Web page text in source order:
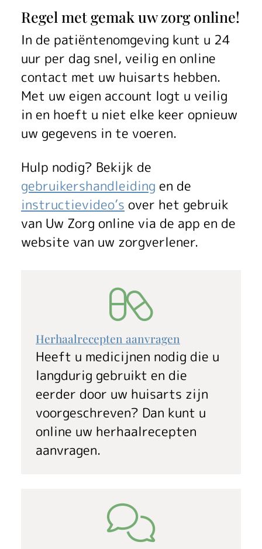
P
a
t
i
ë
n
t
e
n
o
n
g
Regel met gemak uw zorg online!
In de patiëntenomgeving kunt u 24
uur per dag snel, veilig en online
contact met uw huisarts hebben.
Met uw eigen account logt u veilig
in en hoeft u niet elke keer opnieuw
uw gegevens in te voeren.
Hulp nodig? Bekijk de
gebruikershandleiding en de
instructievideo’s over het gebruik
van Uw Zorg online via de app en de
website van uw zorgverlener.
Herhaalrecepten aanvragen
Heeft u medicijnen nodig die u
langdurig gebruikt en die
eerder door uw huisarts zijn
voorgeschreven? Dan kunt u
online uw herhaalrecepten
aanvragen.